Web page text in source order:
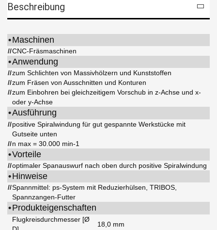
Beschreibung
•Maschinen
//CNC-Fräsmaschinen
•Anwendung
//zum Schlichten von Massivhölzern und Kunststoffen
//zum Fräsen von Ausschnitten und Konturen
//zum Einbohren bei gleichzeitigem Vorschub in z-Achse und x-
oder y-Achse
•Ausführung
//positive Spiralwindung für gut gespannte Werkstücke mit
Gutseite unten
//n max = 30.000 min-1
•Vorteile
//optimaler Spanauswurf nach oben durch positive Spiralwindung
•Hinweise
//Spannmittel: ps-System mit Reduzierhülsen, TRIBOS,
Spannzangen-Futter
•Produkteigenschaften
Flugkreisdurchmesser [Ø
18,0 mm